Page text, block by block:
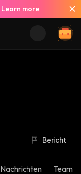
Learn more
Bericht
Nachrichten Team-